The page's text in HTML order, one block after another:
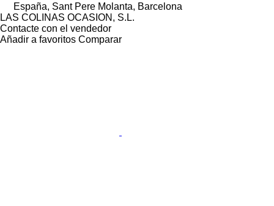
España, Sant Pere Molanta, Barcelona
LAS COLINAS OCASION, S.L.
Contacte con el vendedor
Añadir a favoritos Comparar